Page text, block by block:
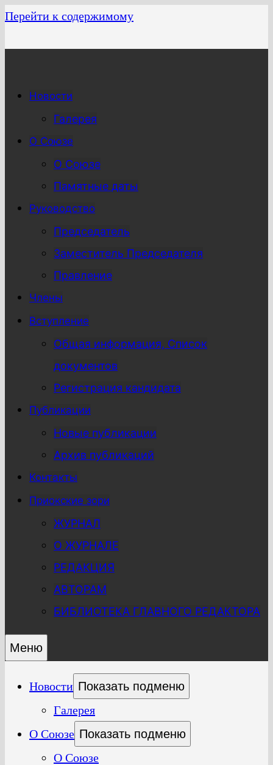
Перейти к содержимому
Новости
Галерея
О Союзе
О Союзе
Памятные даты
Руководство
Председатель
Заместитель Председателя
Правление
Члены
Вступление
Общая информация, Список
документов
Регистрация кандидата
Публикации
Новые публикации
Архив публикаций
Контакты
Приокские зори
ЖУРНАЛ
О ЖУРНАЛЕ
РЕДАКЦИЯ
АВТОРАМ
БИБЛИОТЕКА ГЛАВНОГО РЕДАКТОРА
Меню
Новости Показать подменю
Галерея
О Союзе Показать подменю
О Союзе